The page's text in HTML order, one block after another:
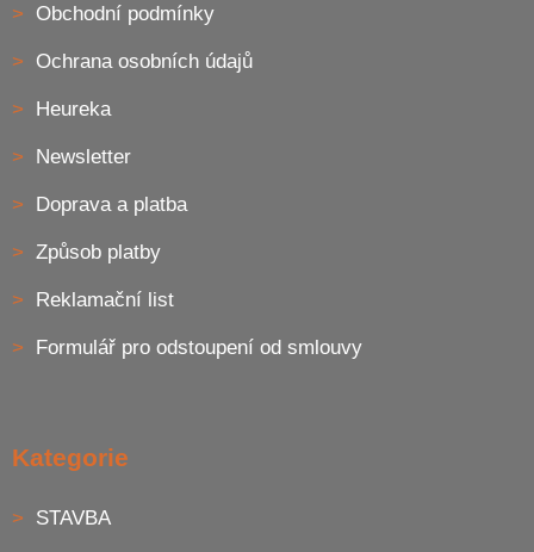
Obchodní podmínky
Ochrana osobních údajů
Heureka
Newsletter
Doprava a platba
Způsob platby
Reklamační list
Formulář pro odstoupení od smlouvy
Kategorie
STAVBA